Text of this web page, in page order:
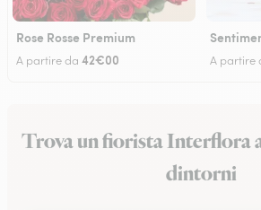
Rose Rosse Premium
A partire da 42€00 A partire
Trova un fiorista Interflora
dintorni